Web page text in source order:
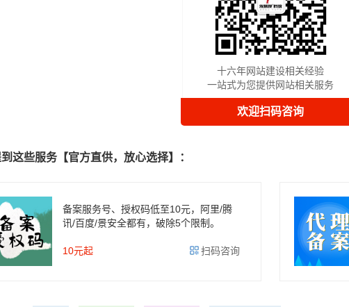
十六年网站建设相关经验
一站式为您提供网站相关服务
欢迎扫码咨询
这些服务【官方直供，放心选择】：
备案服务号、授权码低至10元，阿里/腾
讯/百度/景安全都有，破除5个限制。
10元起 扫码咨询